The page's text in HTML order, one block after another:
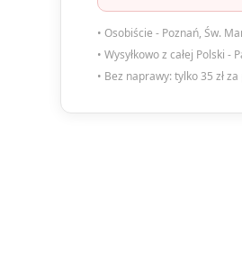
• Osobiście - Poznań, Św.
• Wysyłkowo z całej Polski
• Bez naprawy: tylko 35 zł za